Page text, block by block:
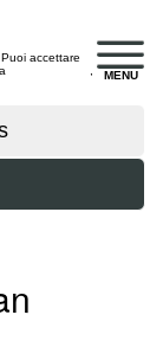
MENU
accettare